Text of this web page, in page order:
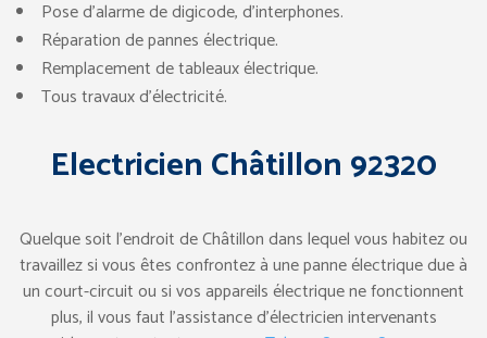
Pose d’alarme de digicode, d’interphones.
Réparation de pannes électrique.
Remplacement de tableaux électrique.
Tous travaux d’électricité.
Electricien Châtillon 92320
Quelque soit l’endroit de Châtillon dans lequel vous habitez ou
travaillez si vous êtes confrontez à une panne électrique due à
un court-circuit ou si vos appareils électrique ne fonctionnent
plus, il vous faut l’assistance d’électricien intervenants